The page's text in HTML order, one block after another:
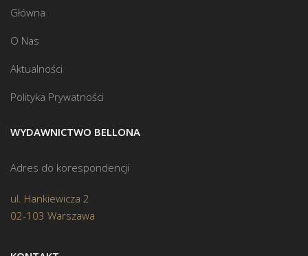
Główna
O Nas
Aktualności
Polityka Prywatności
WYDAWNICTWO BELLONA
Adres do korespondencji
ul. Hankiewicza 2
02-103 Warszawa